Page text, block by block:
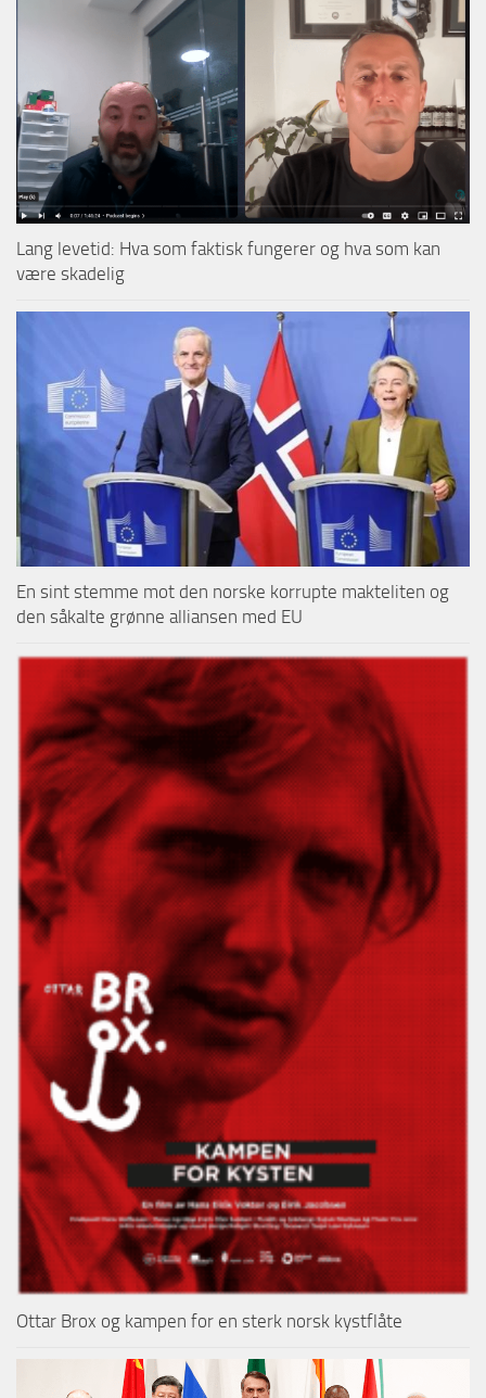
Lang levetid: Hva som faktisk fungerer og hva som kan
være skadelig
En sint stemme mot den norske korrupte makteliten og
den såkalte grønne alliansen med EU
Ottar Brox og kampen for en sterk norsk kystflåte